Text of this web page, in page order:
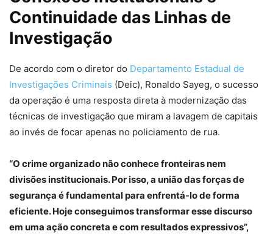
Continuidade das Linhas de
Investigação
De acordo com o diretor do Departamento Estadual de
Investigações Criminais (Deic), Ronaldo Sayeg, o sucesso
da operação é uma resposta direta à modernização das
técnicas de investigação que miram a lavagem de capitais
ao invés de focar apenas no policiamento de rua.
“O crime organizado não conhece fronteiras nem
divisões institucionais. Por isso, a união das forças de
segurança é fundamental para enfrentá-lo de forma
eficiente. Hoje conseguimos transformar esse discurso
em uma ação concreta e com resultados expressivos”,